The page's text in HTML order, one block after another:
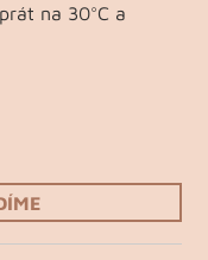
na 30°C a